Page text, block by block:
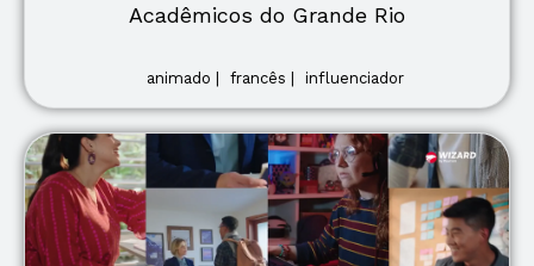
Acadêmicos do Grande Rio
animado | francês | influenciador